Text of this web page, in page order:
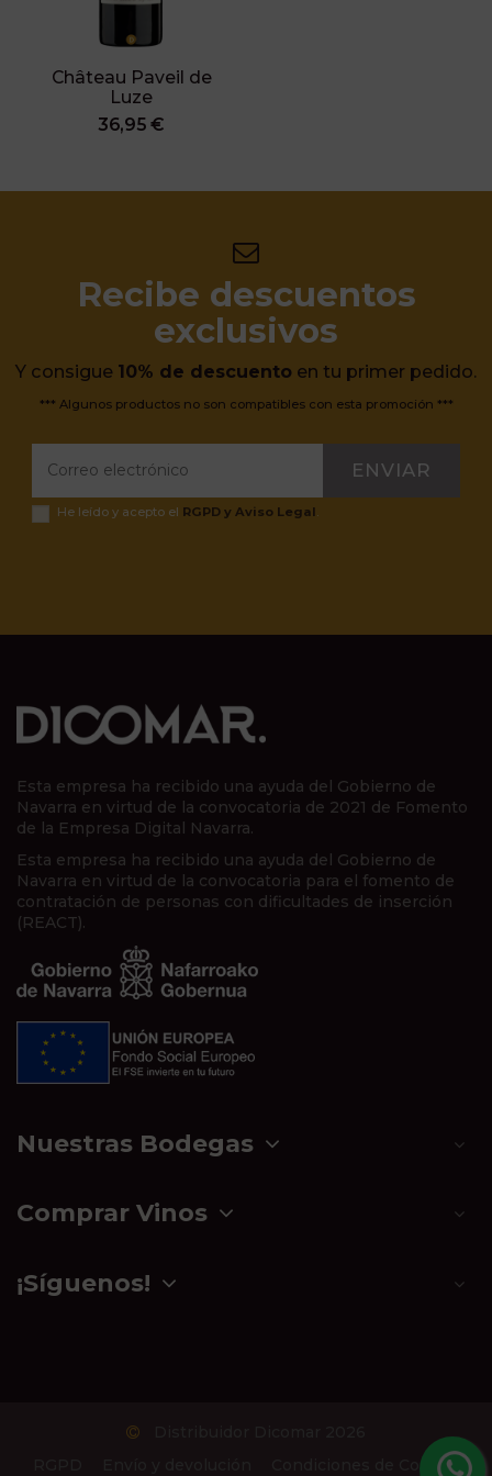
Château Paveil de
Luze
36,95 €
Recibe descuentos
exclusivos
Y consigue 10% de descuento en tu primer pedido.
*** Algunos productos no son compatibles con esta promoción ***
ENVIAR
He leído y acepto el RGPD y Aviso Legal
Esta empresa ha recibido una ayuda del Gobierno de
Navarra en virtud de la convocatoria de 2021 de Fomento
de la Empresa Digital Navarra.
Esta empresa ha recibido una ayuda del Gobierno de
Navarra en virtud de la convocatoria para el fomento de
contratación de personas con dificultades de inserción
(REACT).
Nuestras Bodegas
Comprar Vinos
¡Síguenos!
Condiciones de Compra